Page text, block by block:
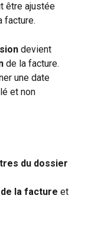
être ajustée
facture.
devient
de la facture.
une date
et non
du dossier
la facture et